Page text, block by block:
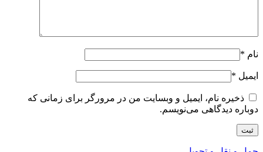
نام *
ایمیل *
ذخیره نام، ایمیل و وبسایت من در مرورگر برای زمانی که
دوباره دیدگاهی می‌نویسم.